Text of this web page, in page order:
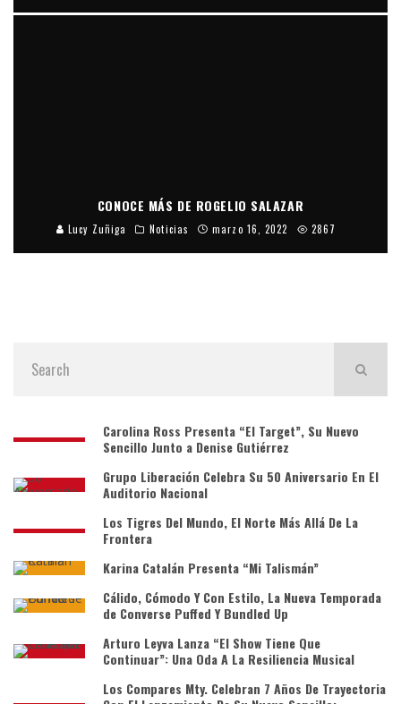
CONOCE MÁS DE ROGELIO SALAZAR
Lucy Zuñiga Noticias marzo 16, 2022 2867
Carolina Ross Presenta “El Target”, Su Nuevo
Sencillo Junto a Denise Gutiérrez
Grupo Liberación Celebra Su 50 Aniversario En El
Auditorio Nacional
Los Tigres Del Mundo, El Norte Más Allá De La
Frontera
Karina Catalán Presenta “Mi Talismán”
Cálido, Cómodo Y Con Estilo, La Nueva Temporada
de Converse Puffed Y Bundled Up
Arturo Leyva Lanza “El Show Tiene Que
Continuar”: Una Oda A La Resiliencia Musical
Los Compares Mty. Celebran 7 Años De Trayectoria